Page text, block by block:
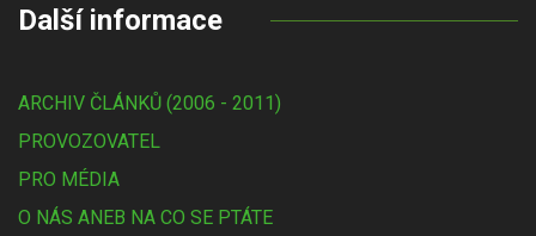
Další informace
ARCHIV ČLÁNKŮ (2006 - 2011)
PROVOZOVATEL
PRO MÉDIA
O NÁS ANEB NA CO SE PTÁTE